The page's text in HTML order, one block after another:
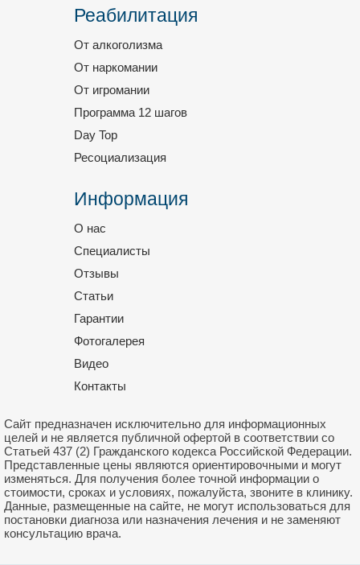
Реабилитация
От алкоголизма
От наркомании
От игромании
Программа 12 шагов
Day Top
Ресоциализация
Информация
О нас
Специалисты
Отзывы
Статьи
Гарантии
Фотогалерея
Видео
Контакты
Сайт предназначен исключительно для информационных
целей и не является публичной офертой в соответствии со
Статьей 437 (2) Гражданского кодекса Российской Федерации.
Представленные цены являются ориентировочными и могут
изменяться. Для получения более точной информации о
стоимости, сроках и условиях, пожалуйста, звоните в клинику.
Данные, размещенные на сайте, не могут использоваться для
постановки диагноза или назначения лечения и не заменяют
консультацию врача.